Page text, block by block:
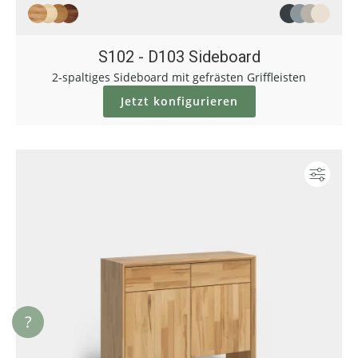
S102 - D103 Sideboard
2-spaltiges Sideboard mit gefrästen Griffleisten
Jetzt konfigurieren
?